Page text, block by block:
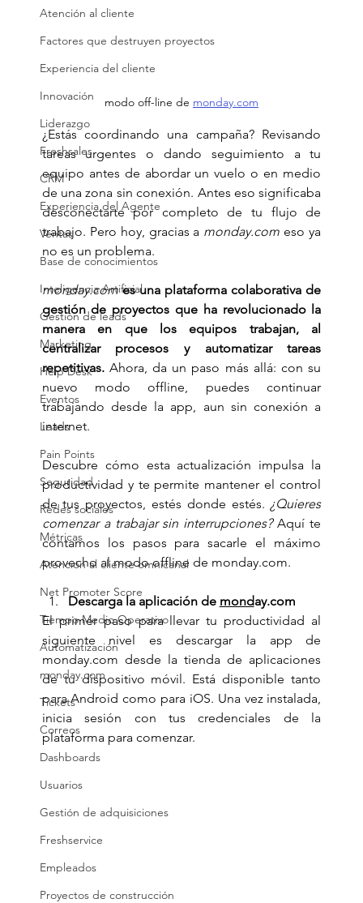
Atención al cliente
Factores que destruyen proyectos
Experiencia del cliente
Innovación
Liderazgo
Freshsales
CRM
Experiencia del Agente
Ventas
Base de conocimientos
Inteligencia Artificial
Gestión de leads
Marketing
Help Desk
Eventos
Leads
Pain Points
Seguridad
Redes sociales
Métricas
Atención al cliente omnicanal
Net Promoter Score
Tiempo Medio Operativo
Automatización
monday.com
Tickets
Correos
Dashboards
Usuarios
Gestión de adquisiciones
Freshservice
Empleados
Proyectos de construcción
modo off-line de monday.com
¿Estás coordinando una campaña? Revisando
tareas urgentes o dando seguimiento a tu
equipo antes de abordar un vuelo o en medio
de una zona sin conexión. Antes eso significaba
desconectarte por completo de tu flujo de
trabajo. Pero hoy, gracias a monday.com eso ya
no es un problema.
monday.com es una plataforma colaborativa de
gestión de proyectos que ha revolucionado la
manera en que los equipos trabajan, al
centralizar procesos y automatizar tareas
repetitivas. Ahora, da un paso más allá: con su
nuevo modo offline, puedes continuar
trabajando desde la app, aun sin conexión a
internet.
Descubre cómo esta actualización impulsa la
productividad y te permite mantener el control
de tus proyectos, estés donde estés. ¿Quieres
comenzar a trabajar sin interrupciones? Aquí te
contamos los pasos para sacarle el máximo
provecho al modo offline de monday.com.
Descarga la aplicación de monday.com
El primer paso para llevar tu productividad al
monday.com desde la tienda de aplicaciones
de tu dispositivo móvil. Está disponible tanto
para Android como para iOS. Una vez instalada,
inicia sesión con tus credenciales de la
plataforma para comenzar.